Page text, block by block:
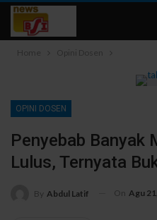
Home Opini Dosen
OPINI DOSEN
Penyebab Banyak
Lulus, Ternyata
By Abdul Latif On Agu